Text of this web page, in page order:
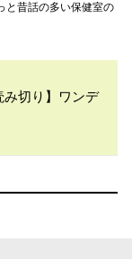
と昔話の多い保健室の
み切り】ワンデ